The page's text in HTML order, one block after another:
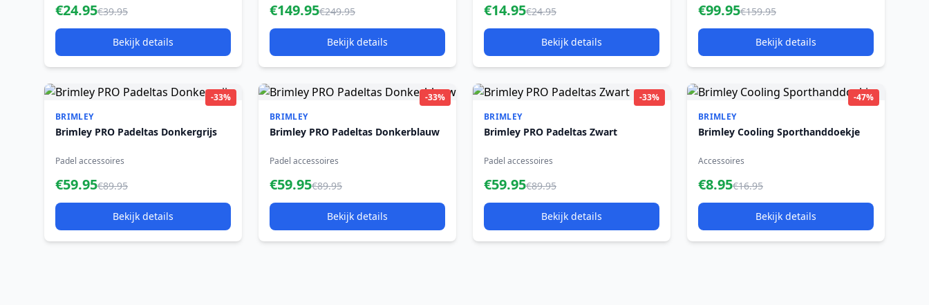
€24.95€39.95
Bekijk details
€149.95€249.95
Bekijk details
€14.95€24.95
Bekijk details
€99.95€159.95
Bekijk details
-33%
BRIMLEY
Brimley PRO Padeltas Donkergrijs
Padel accessoires
€59.95€89.95
Bekijk details
-33%
BRIMLEY
Brimley PRO Padeltas Donkerblauw
Padel accessoires
€59.95€89.95
Bekijk details
-33%
BRIMLEY
Brimley PRO Padeltas Zwart
Padel accessoires
€59.95€89.95
Bekijk details
-47%
BRIMLEY
Brimley Cooling Sporthanddoekje
Accessoires
€8.95€16.95
Bekijk details